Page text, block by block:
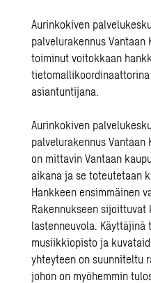
Aurinkokiven
palvelurakennus Vantaan
toiminut voitokkaan
asiantuntijana.
Aurinkokiven
palvelurakennus
on mittavin Vantaan
aikana ja se toteutetaan
Hankkeen ensimmäinen
Rakennukseen
lastenneuvola. Käyttäjinä
musiikkiopisto ja
yhteyteen on suunniteltu
johon on myöhemmin